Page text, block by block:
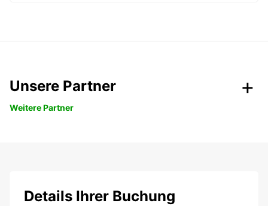
Unsere Partner
Weitere Partner
Details Ihrer Buchung